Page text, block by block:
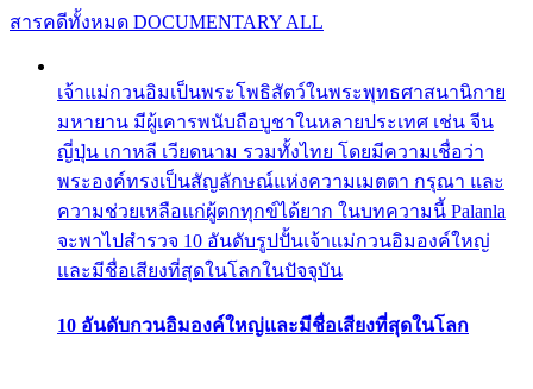
สารคดีทั้งหมด DOCUMENTARY ALL
เจ้าแม่กวนอิมเป็นพระโพธิสัตว์ในพระพุทธศาสนานิกาย
มหายาน มีผู้เคารพนับถือบูชาในหลายประเทศ เช่น จีน
ญี่ปุ่น เกาหลี เวียดนาม รวมทั้งไทย โดยมีความเชื่อว่า
พระองค์ทรงเป็นสัญลักษณ์แห่งความเมตตา กรุณา และ
ความช่วยเหลือแก่ผู้ตกทุกข์ได้ยาก ในบทความนี้ Palanla
จะพาไปสำรวจ 10 อันดับรูปปั้นเจ้าแม่กวนอิมองค์ใหญ่
และมีชื่อเสียงที่สุดในโลกในปัจจุบัน
10 อันดับกวนอิมองค์ใหญ่และมีชื่อเสียงที่สุดในโลก